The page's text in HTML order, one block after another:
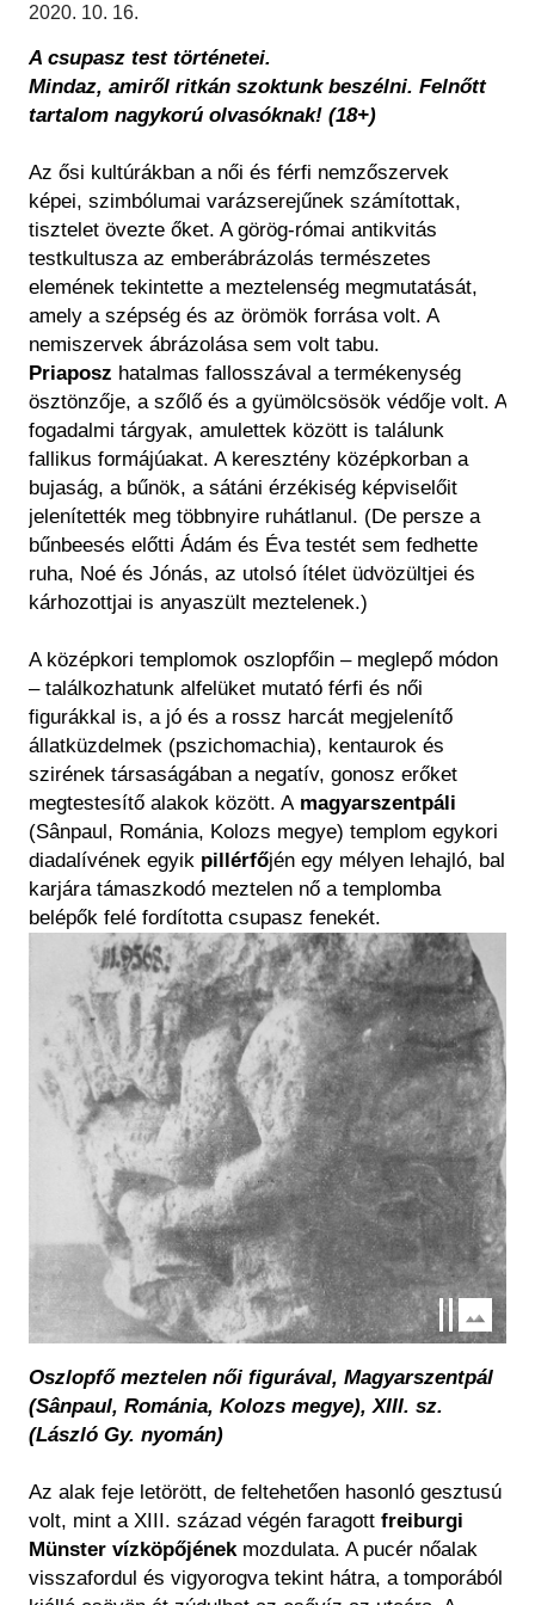
Régészet
Felnőttképzés
Közérdekű adatok
Történeti Fényképtár
Éremtár
Központi Könyvtár
2020. 10. 16.
A csupasz test történetei.
Mindaz, amiről ritkán szoktunk beszélni. Felnőtt
tartalom nagykorú olvasóknak! (18+)
Az ősi kultúrákban a női és férfi nemzőszervek
képei, szimbólumai varázserejűnek számítottak,
tisztelet övezte őket. A görög-római antikvitás
testkultusza az emberábrázolás természetes
elemének tekintette a meztelenség megmutatását,
amely a szépség és az örömök forrása volt. A
nemiszervek ábrázolása sem volt tabu.
Priaposz hatalmas fallosszával a termékenység
ösztönzője, a szőlő és a gyümölcsösök védője volt. A
fogadalmi tárgyak, amulettek között is találunk
fallikus formájúakat. A keresztény középkorban a
bujaság, a bűnök, a sátáni érzékiség képviselőit
jelenítették meg többnyire ruhátlanul. (De persze a
bűnbeesés előtti Ádám és Éva testét sem fedhette
ruha, Noé és Jónás, az utolsó ítélet üdvözültjei és
kárhozottjai is anyaszült meztelenek.)
A középkori templomok oszlopfőin – meglepő módon
– találkozhatunk alfelüket mutató férfi és női
figurákkal is, a jó és a rossz harcát megjelenítő
állatküzdelmek (pszichomachia), kentaurok és
szirének társaságában a negatív, gonosz erőket
megtestesítő alakok között. Amagyarszentpáli
(Sânpaul, Románia, Kolozs megye) templom egykori
diadalívének egyik pillérfőjén egy mélyen lehajló, bal
karjára támaszkodó meztelen nő a templomba
belépők felé fordította csupasz fenekét.
Oszlopfő meztelen női figurával, Magyarszentpál
(Sânpaul, Románia, Kolozs megye), XIII. sz.
(László Gy. nyomán)
Az alak feje letörött, de feltehetően hasonló gesztusú
volt, mint a XIII. század végén faragott freiburgi
Münster vízköpőjénekmozdulata. A pucér nőalak
visszafordul és vigyorogva tekint hátra, a tomporából